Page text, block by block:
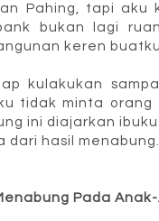
Pahing, tapi aku
bukan lagi
keren buatku.
kulakukan
tidak minta
ini diajarkan
hasil menabung.
Pada